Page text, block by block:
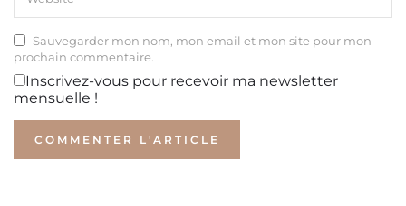
Sauvegarder mon nom, mon email et mon site pour mon
prochain commentaire.
Inscrivez-vous pour recevoir ma newsletter
mensuelle !